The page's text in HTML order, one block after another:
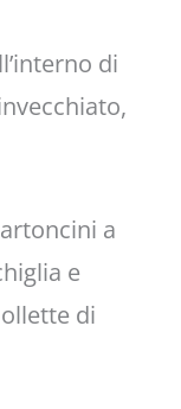
di
a
e
di